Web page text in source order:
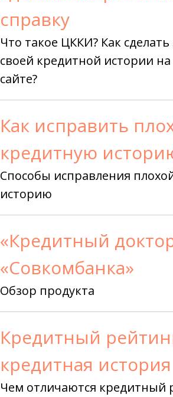
справку
Что такое ЦККИ? Как
своей кредитной истории
сайте?
Как исправить
кредитную
Способы исправления
историю
«Кредитный
«Совкомбанка»
Обзор продукта
Кредитный
кредитная история
Чем отличаются кредитный